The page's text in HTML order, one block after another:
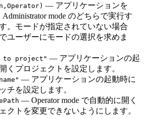
— アプリケーションを
Administrator mode のどちらで実行す
。モードが指定されていない場合
ユーザーにモードの選択を求めま
to project" — アプリケーションの起
くプロジェクトを設定します。
— アプリケーションの起動時に
チを設定します。
— Operator mode で自動的に開く
クトを変更できないようにします。